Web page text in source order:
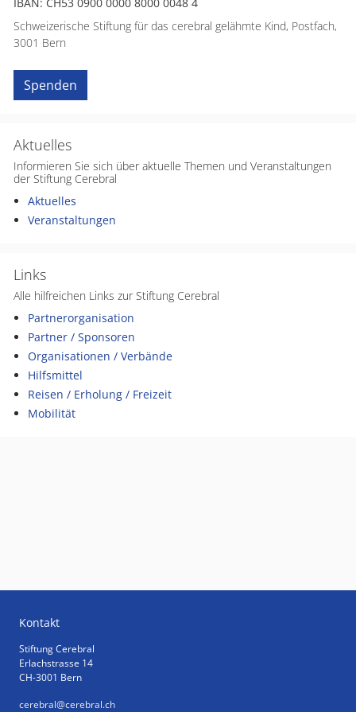
Schweizerische Stiftung für das cerebral gelähmte Kind, Postfach,
3001 Bern
Spenden
Aktuelles
Informieren Sie sich über aktuelle Themen und Veranstaltungen
der Stiftung Cerebral
Aktuelles
Veranstaltungen
Links
Alle hilfreichen Links zur Stiftung Cerebral
Partnerorganisation
Partner / Sponsoren
Organisationen / Verbände
Hilfsmittel
Reisen / Erholung / Freizeit
Mobilität
Kontakt
Stiftung Cerebral
Erlachstrasse 14
CH-3001 Bern
cerebral@cerebral.ch